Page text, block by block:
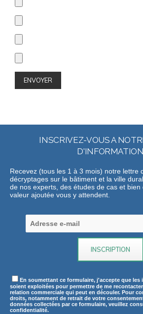
INSCRIVEZ-VOUS A
D'INFORMATION
Recevez (tous les 1 à 3 mois) notre lettre
décryptages sur le bâtiment et la ville
de nos experts, des études de cas et bien
valeur ajoutée vous y attendent.
En soumettant ce formulaire, j'accepte que les
soient exploitées pour permettre de me
relation commerciale qui peut en découler. Pour
droits, notamment de retrait de votre
données collectées par ce formulaire, veuillez
confidentialité.